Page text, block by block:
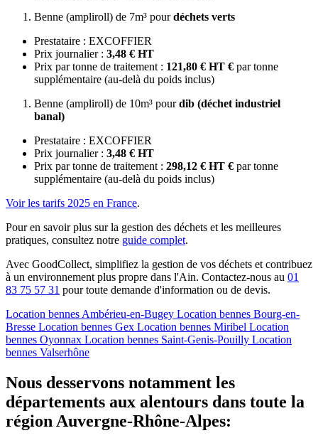
Benne (ampliroll) de 7m³ pourdéchets verts
Prestataire : EXCOFFIER
Prix journalier : 3,48 € HT
Prix par tonne de traitement : 121,80 € HT € par tonne
supplémentaire (au-delà du poids inclus)
Benne (ampliroll) de 10m³ pourdib (déchet industriel
banal)
Prestataire : EXCOFFIER
Prix journalier : 3,48 € HT
Prix par tonne de traitement : 298,12 € HT € par tonne
supplémentaire (au-delà du poids inclus)
Voir les tarifs 2025 en France.
Pour en savoir plus sur la gestion des déchets et les meilleures
pratiques, consultez notre guide complet.
Avec GoodCollect, simplifiez la gestion de vos déchets et contribuez
à un environnement plus propre dans l'Ain. Contactez-nous au 01
83 75 57 31 pour toute demande d'information ou de devis.
Location bennesAmbérieu-en-Bugey Location bennes Bourg-en-
Bresse Location bennes Gex Location bennes Miribel Location
bennes Oyonnax Location bennes Saint-Genis-Pouilly Location
bennes Valserhône
Nous desservons notamment les
départements aux alentours dans toute la
région Auvergne-Rhône-Alpes: